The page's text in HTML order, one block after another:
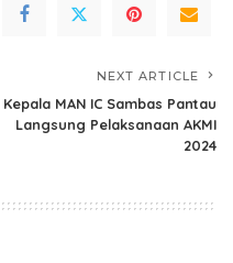
NEXT ARTICLE
Kepala MAN IC Sambas Pantau
Langsung Pelaksanaan AKMI
2024